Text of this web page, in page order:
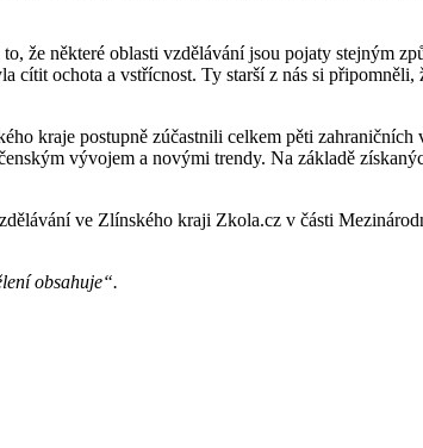
že některé oblasti vzdělávání jsou pojaty stejným
ochota a vstřícnost. Ty starší z nás si
kraje postupně zúčastnili celkem pěti
vývojem a novými trendy. Na základě
ve Zlínského kraji Zkola.cz v části
obsahuje“.